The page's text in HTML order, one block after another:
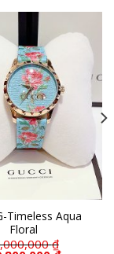
Timeless Aqua
Floral
₫